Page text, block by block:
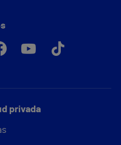
privada